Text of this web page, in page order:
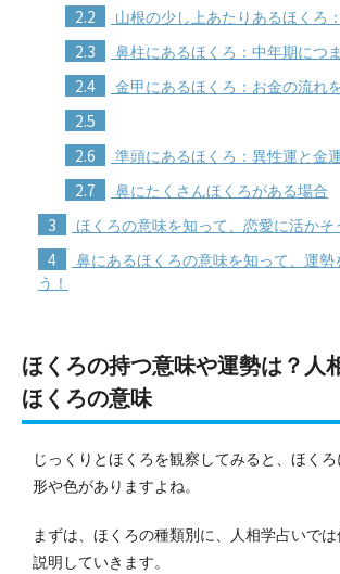
2.2 山根の少し上あたりあるほくろ
2.3 鼻柱にあるほくろ：中年期につ
2.4 金甲にあるほくろ：お金の流れ
2.5
2.6
準頭にあるほくろ：異性運と金
2.7 鼻にたくさんほくろがある場合
3 ほくろの意味を知って、恋愛に活かそ
4
鼻にあるほくろの意味を知って、運勢
う！
ほくろの持つ意味や運勢は？人
ほくろの意味
じっくりとほくろを観察してみると、ほく
形や色がありますよね。
まずは、ほくろの種類別に、人相学占いで
説明していきます。